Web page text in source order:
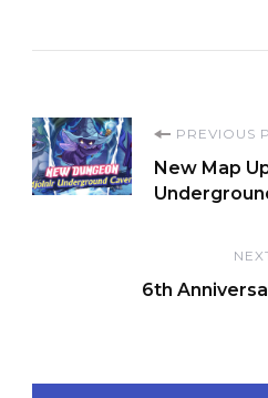
Post
PREVIOUS
New Map
6th